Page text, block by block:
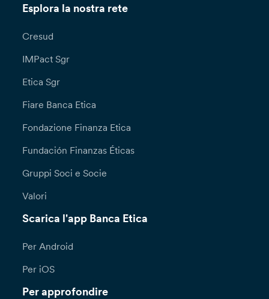
Esplora la nostra rete
Cresud
IMPact Sgr
Etica Sgr
Fiare Banca Etica
Fondazione Finanza Etica
Fundación Finanzas Éticas
Gruppi Soci e Socie
Valori
Scarica l'app Banca Etica
Per Android
Per iOS
Per approfondire